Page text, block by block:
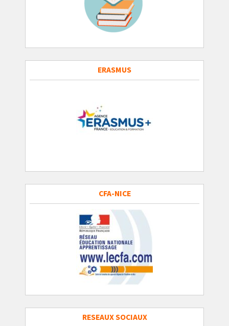
ERASMUS
CFA-NICE
RESEAUX SOCIAUX